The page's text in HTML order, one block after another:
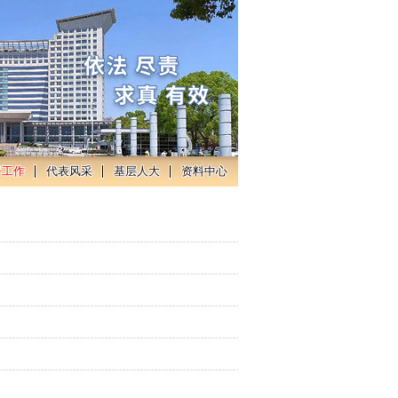
作 代表风采 基层人大 资料中心